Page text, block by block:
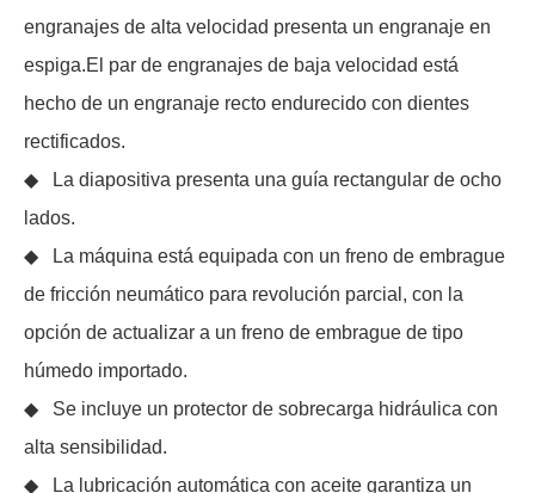
engranajes de alta velocidad presenta un engranaje en
espiga.El par de engranajes de baja velocidad está
hecho de un engranaje recto endurecido con dientes
rectificados.
◆ La diapositiva presenta una guía rectangular de ocho
lados.
◆ La máquina está equipada con un freno de embrague
de fricción neumático para revolución parcial, con la
opción de actualizar a un freno de embrague de tipo
húmedo importado.
◆ Se incluye un protector de sobrecarga hidráulica con
alta sensibilidad.
◆ La lubricación automática con aceite garantiza un